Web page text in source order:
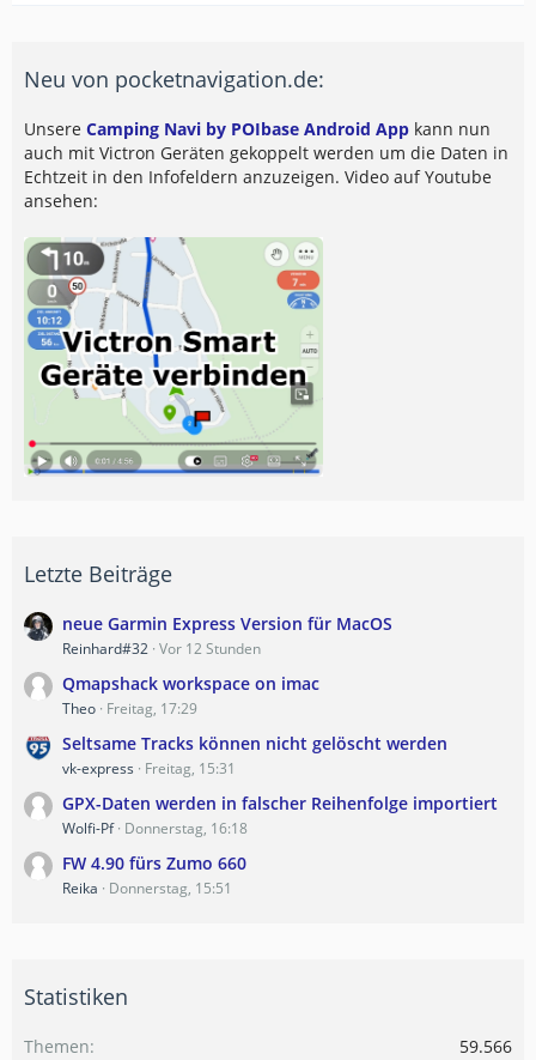
Neu von pocketnavigation.de:
Unsere Camping Navi by POIbase Android App kann nun
auch mit Victron Geräten gekoppelt werden um die Daten in
Echtzeit in den Infofeldern anzuzeigen. Video auf Youtube
ansehen:
Letzte Beiträge
neue Garmin Express Version für MacOS
Reinhard#32 Vor 12 Stunden
Qmapshack workspace on imac
Theo Freitag, 17:29
Seltsame Tracks können nicht gelöscht werden
vk-express Freitag, 15:31
GPX-Daten werden in falscher Reihenfolge importiert
Wolfi-Pf Donnerstag, 16:18
FW 4.90 fürs Zumo 660
Reika Donnerstag, 15:51
Statistiken
Themen
59.566